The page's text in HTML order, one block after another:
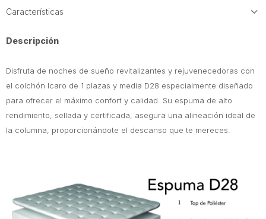
Características
Descripción
Disfruta de noches de sueño revitalizantes y rejuvenecedoras con
el colchón Icaro de 1 plazas y media D28 especialmente diseñado
para ofrecer el máximo confort y calidad. Su espuma de alto
rendimiento, sellada y certificada, asegura una alineación ideal de
la columna, proporcionándote el descanso que te mereces.